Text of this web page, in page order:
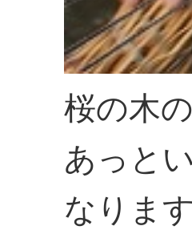
桜の木
あっと
なります